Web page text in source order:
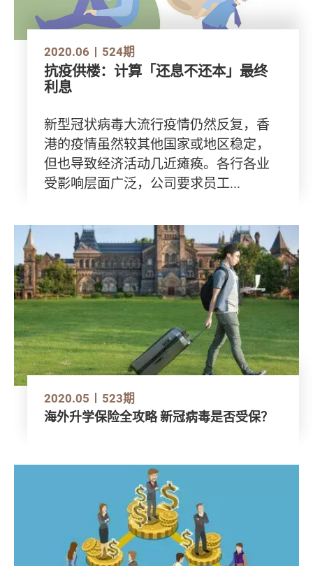
2020.06 524期
抗疫供楼：计算「还息不还本」最终
利息
新型冠状病毒大流行疫情仍然反复，香
港的疫情虽然较其他国家或地区稳定，
但也导致经济活动几近瘫痪。各行各业
受影响层面广泛，公司要求员工...
2020.05 523期
海外升学保险全攻略 新冠病毒是否受保？